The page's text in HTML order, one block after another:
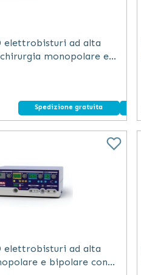
elettrobisturi ad alta
monopolare e
Spedizione gratuita
elettrobisturi ad alta
e bipolare con